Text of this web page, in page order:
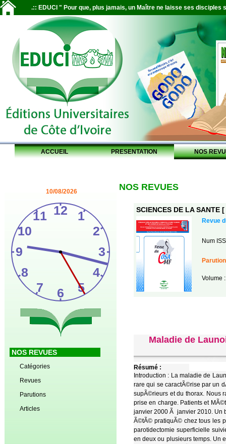
.:: EDUCI " Pour que, plus jamais, un Maître ne laisse ses disciples
ACCUEIL PRESENTATION NOS
10/08/2026
NOS REVUES
Catégories
Revues
Parutions
Articles
NOS REVUES
SCIENCES DE LA SANTE
Revue
Num
Volume
Maladie de
Résumé :
Introduction : La maladie de
rare qui se caractÃ©rise par un
supÃ©rieurs et du thorax. Nous
prise en charge. Patients et
janvier 2000 Ã janvier 2010. Un
Ã©tÃ© pratiquÃ© chez tous les
parotidectomie superficielle
en deux ou plusieurs temps. Un